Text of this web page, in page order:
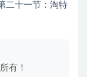
二十一节：淘特
有！